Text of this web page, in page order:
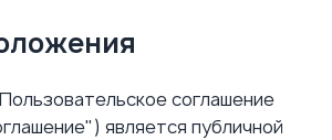
соглашение
является публичной